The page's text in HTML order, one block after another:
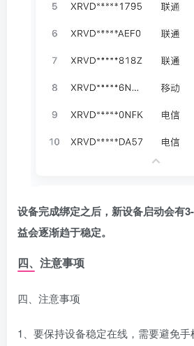
设备完成绑定之后，新设备启动会有
益会逐渐趋于稳定。
四、注意事项
四、注意事项
1、要保持设备稳定在线，需要避免